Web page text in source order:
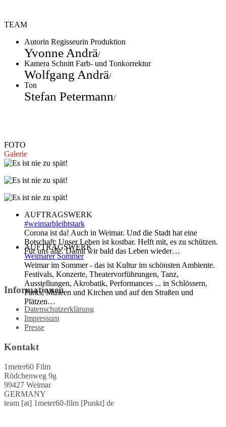
TEAM
Autorin Regisseurin Produktion
Yvonne Andrä/
Kamera Schnitt Farb- und Tonkorrektur
Wolfgang Andrä/
Ton
Stefan Petermann/
FOTO
Galerie
AUFTRAGSWERK
#weimarbleibtstark
Corona ist da! Auch in Weimar. Und die Stadt hat eine
Botschaft: Unser Leben ist kostbar. Helft mit, es zu schützen.
Für uns alle. Damit wir bald das Leben wieder…
AUFTRAGSWERK
Weimarer Sommer
Weimar im Sommer - das ist Kultur im schönsten Ambiente.
Festivals, Konzerte, Theatervorführungen, Tanz,
Ausstellungen, Akrobatik, Performances ... in Schlössern,
Parks, Museen und Kirchen und auf den Straßen und
Plätzen…
Informationen
Datenschutzerklärung
Impressum
Presse
Kontakt
1meter60 Film
Rödchenweg 9g
99427 Weimar
GERMANY
team [at] 1meter60-film [Punkt] de